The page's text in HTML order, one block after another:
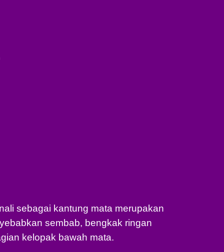
sebagai kantung mata merupakan
sembab, bengkak ringan
kelopak bawah mata.